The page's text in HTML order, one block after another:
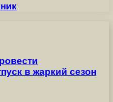
в жаркий сезон